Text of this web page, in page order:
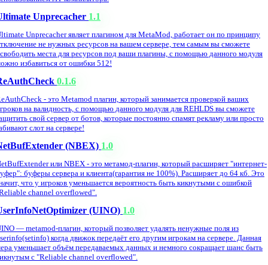
Unprecacher 1.1
Unprecacher являет плагином для MetaMod, работает он по принципу
не нужных ресурсов на вашем сервере, тем самым вы сможете
места для ресурсов под ваши плагины, с помощью данного модуля
избавиться от ошибки 512!
0.1.6
- это Metamod плагин, который занимается проверкой ваших
на валидность, с помощью данного модуля для REHLDS вы сможете
свой сервер от ботов, которые постоянно спамят рекламу или просто
слот на сервере!
(NBEX) 1.0
или NBEX - это метамод-плагин, который расширяет "интернет-
буферы сервера и клиента(гарантия не 100%). Расширяет до 64 кб. Это
что у игроков уменьшается вероятность быть кикнутыми с ошибкой
channel overflowed".
(UINO) 1.0
— metamod-плагин, который позволяет удалять ненужные поля из
когда движок передаёт его другим игрокам на сервере. Данная
уменьшает объём передаваемых данных и немного сокращает шанс быть
с "Reliable channel overflowed".